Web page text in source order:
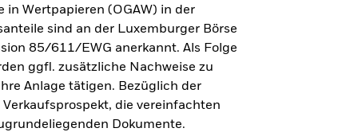
in Wertpapieren (OGAW) in der
sind an der Luxemburger Börse
85/611/EWG anerkannt. Als Folge
ggfl. zusätzliche Nachweise zu
Anlage tätigen. Bezüglich der
die vereinfachten
Dokumente.